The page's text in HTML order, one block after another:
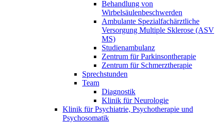
Behandlung von
Wirbelsäulenbeschwerden
Ambulante Spezialfachärztliche
Versorgung Multiple Sklerose (ASV
MS)
Studienambulanz
Zentrum für Parkinsontherapie
Zentrum für Schmerztherapie
Sprechstunden
Team
Diagnostik
Klinik für Neurologie
Klinik für Psychiatrie, Psychotherapie und
Psychosomatik